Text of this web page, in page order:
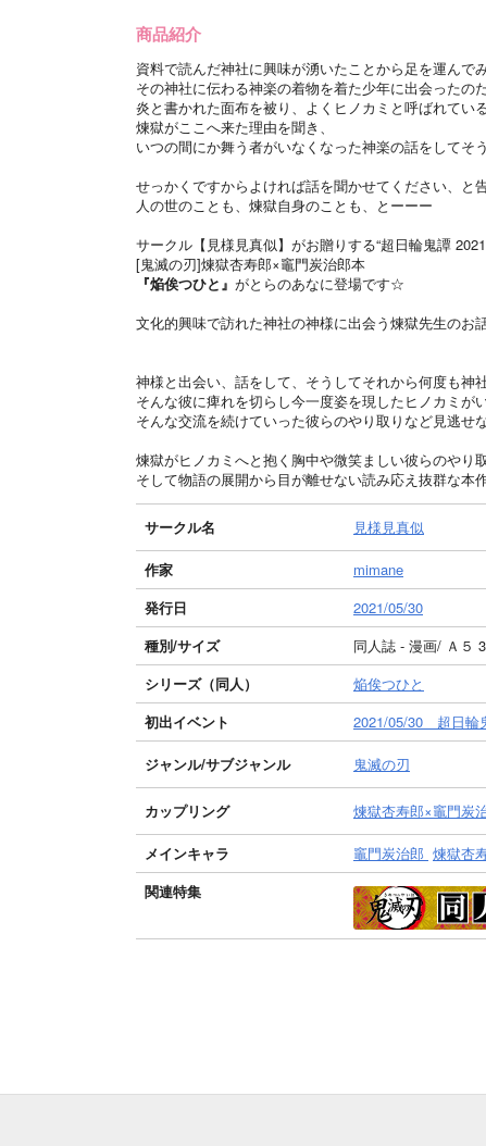
商品紹介
資料で読んだ神社に興味が湧いたことから足を運んでみ
その神社に伝わる神楽の着物を着た少年に出会ったのだ
炎と書かれた面布を被り、よくヒノカミと呼ばれてい
煉獄がここへ来た理由を聞き、
いつの間にか舞う者がいなくなった神楽の話をしてそ
せっかくですからよければ話を聞かせてください、と告
人の世のことも、煉獄自身のことも、とーーー
サークル【見様見真似】がお贈りする“超日輪鬼譚 2021”
[鬼滅の刃]煉獄杏寿郎×竈門炭治郎本
『焔俟つひと』 がとらのあなに登場です☆
文化的興味で訪れた神社の神様に出会う煉獄先生のお
神様と出会い、話をして、そうしてそれから何度も神
そんな彼に痺れを切らし今一度姿を現したヒノカミが
そんな交流を続けていった彼らのやり取りなど見逃せ
煉獄がヒノカミへと抱く胸中や微笑ましい彼らのやり取
そして物語の展開から目が離せない読み応え抜群な本
サークル名 見様見真似
作家
mimane
発行日
2021/05/30
種別/サイズ
同人誌 - 漫画/ Ａ５
シリーズ（同人）
焔俟つひと
初出イベント
2021/05/30 超日輪
ジャンル/サブジャンル 鬼滅の刃
カップリング 煉獄杏寿郎×竈門炭
メインキャラ 竈門炭治郎 煉獄杏
関連特集